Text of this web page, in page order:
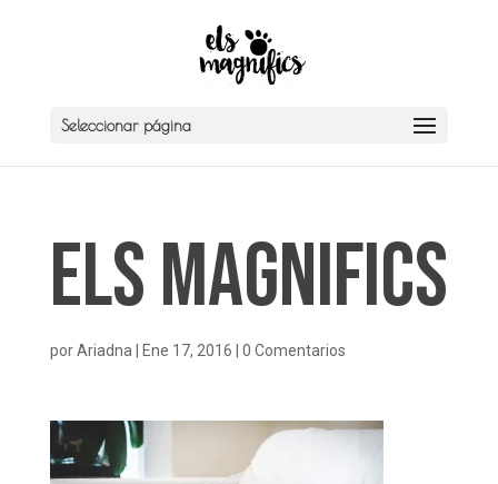
Seleccionar página
Els Magnifics
porAriadna Ene 17, 2016 0 Comentarios